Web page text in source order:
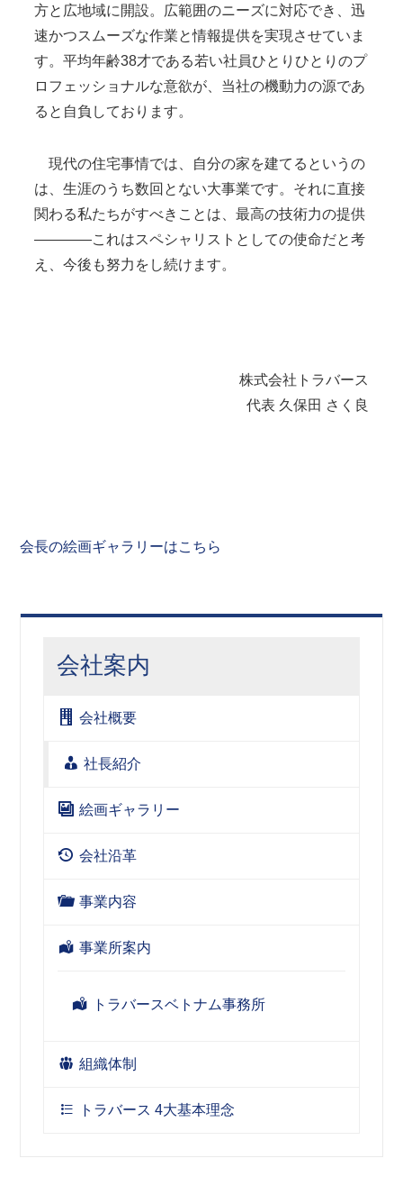
方と広地域に開設。広範囲のニーズに対応でき、迅
速かつスムーズな作業と情報提供を実現させていま
す。平均年齢38才である若い社員ひとりひとりのプ
ロフェッショナルな意欲が、当社の機動力の源であ
ると自負しております。
現代の住宅事情では、自分の家を建てるというの
は、生涯のうち数回とない大事業です。それに直接
関わる私たちがすべきことは、最高の技術力の提供
――――これはスペシャリストとしての使命だと考
え、今後も努力をし続けます。
株式会社トラバース
代表 久保田 さく良
会長の絵画ギャラリーはこちら
会社案内
会社概要
社長紹介
絵画ギャラリー
会社沿革
事業内容
事業所案内
トラバースベトナム事務所
組織体制
トラバース 4大基本理念